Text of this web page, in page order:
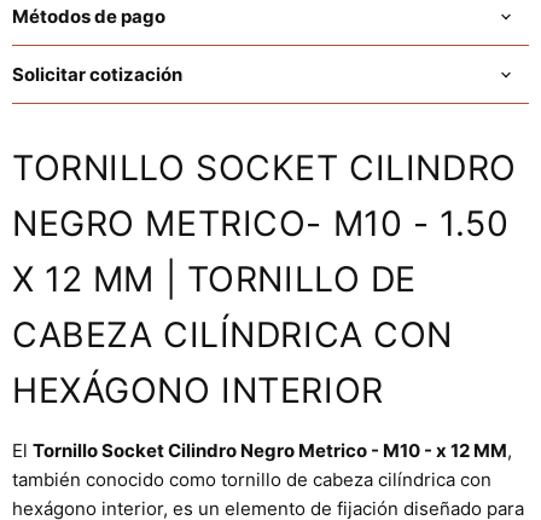
Métodos de pago
Solicitar cotización
TORNILLO SOCKET CILINDRO
NEGRO METRICO- M10 - 1.50
X 12 MM | TORNILLO DE
CABEZA CILÍNDRICA CON
HEXÁGONO INTERIOR
El Tornillo Socket Cilindro Negro Metrico - M10 - x 12 MM,
también conocido como tornillo de cabeza cilíndrica con
hexágono interior, es un elemento de fijación diseñado para